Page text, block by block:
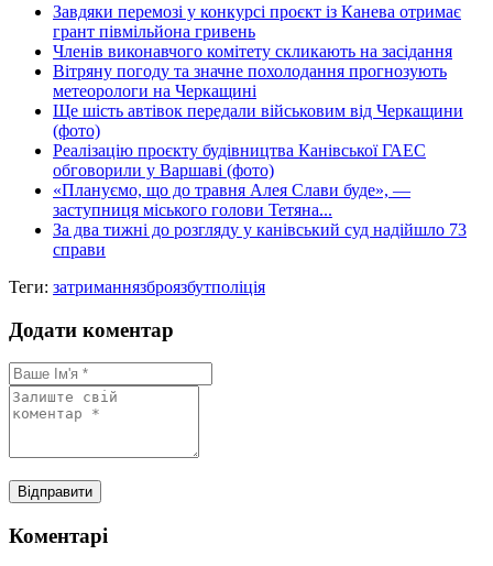
Завдяки перемозі у конкурсі проєкт із Канева отримає
грант півмільйона гривень
Членів виконавчого комітету скликають на засідання
Вітряну погоду та значне похолодання прогнозують
метеорологи на Черкащині
Ще шість автівок передали військовим від Черкащини
(фото)
Реалізацію проєкту будівництва Канівської ГАЕС
обговорили у Варшаві (фото)
«Плануємо, що до травня Алея Слави буде», —
заступниця міського голови Тетяна...
За два тижні до розгляду у канівський суд надійшло 73
справи
Теги: затриманнязброязбутполіція
Додати коментар
Коментарі